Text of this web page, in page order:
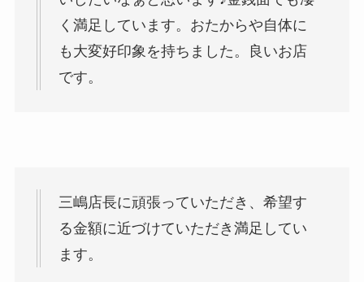
く満足しています。おたからや自体に
も大変好印象を持ちました。良いお店
です。
三嶋店長に頑張っていただき、希望す
る金額に近づけていただき満足してい
ます。